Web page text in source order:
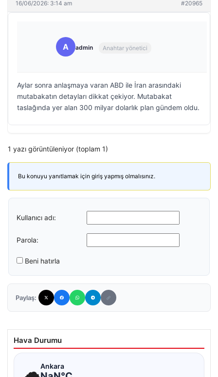
16/06/2026: 3:14 am #20965
A admin Anahtar yönetici
Aylar sonra anlaşmaya varan ABD ile İran arasındaki
mutabakatın detayları dikkat çekiyor. Mutabakat
taslağında yer alan 300 milyar dolarlık plan gündem oldu.
1 yazı görüntüleniyor (toplam 1)
Bu konuyu yanıtlamak için giriş yapmış olmalısınız.
Kullanıcı adı:
Parola:
Beni hatırla
Paylaş:
Hava Durumu
☁Ankara